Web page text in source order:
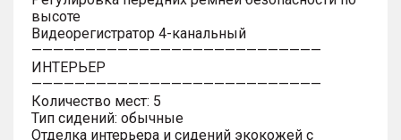
высоте
Видеорегистратор 4-канальный
———————————————————————————
ИНТЕРЬЕР
———————————————————————————
Количество мест: 5
Тип сидений: обычные
Отделка интерьера и сидений экокожей с